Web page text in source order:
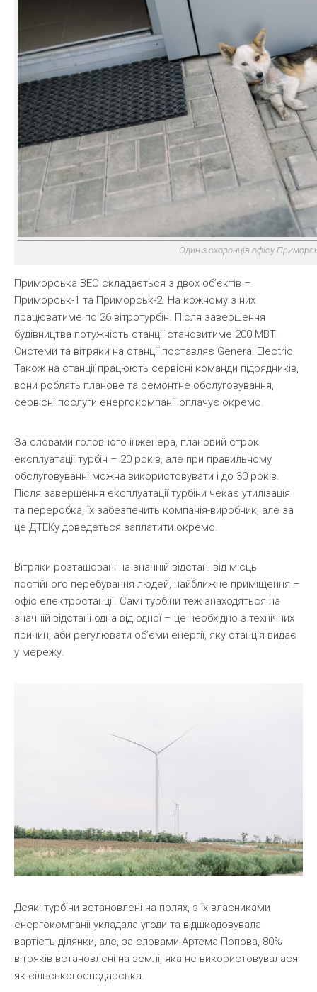
Один з охоронців офісу
Приморська ВЕС складається з двох об’єктів –
Приморськ-1 та Приморськ-2. На кожному з них
працюватиме по 26 вітротурбін. Після завершення
будівництва потужність станції становитиме 200 МВТ.
Системи та вітряки на станції поставляє General Electric.
Також на станції працюють сервісні команди підрядників,
вони роблять планове та ремонтне обслуговування,
сервісні послуги енергокомпанії оплачує окремо.
За словами головного інженера, плановий строк
експлуатації турбін – 20 років, але при правильному
обслуговуванні можна використовувати і до 30 років.
Після завершення експлуатації турбіни чекає утилізація
та переробка, їх забезпечить компанія-виробник, але за
це ДТЕКу доведеться заплатити окремо.
Вітряки розташовані на значній відстані від місць
постійного перебування людей, найближче приміщення –
офіс електростанції. Самі турбіни теж знаходяться на
значній відстані одна від одної – це необхідно з технічних
причин, аби регулювати об’єми енергії, яку станція видає
у мережу.
Деякі турбіни встановлені на полях, з їх власниками
енергокомпанії укладала угоди та відшкодовувала
вартість ділянки, але, за словами Артема Попова, 80%
вітряків встановлені на землі, яка не використовувалася
як сільськогосподарська.